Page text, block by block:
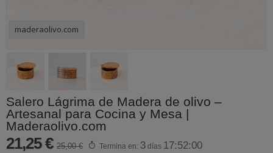
maderaolivo.com
Salero Lágrima de Madera de olivo –
Artesanal para Cocina y Mesa |
Maderaolivo.com
21,25 € 25,00 € Termina en: 3 días 17:52:00